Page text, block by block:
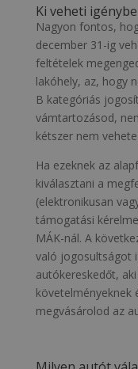
Ki veheti
Nagyon fontos,
december 31-ig
feltételek
lakóhely, az, hogy
B kategóriás
vámtartozásod,
kétszer nem
Ha ezeknek az
kiválasztani a
(elektronikusan
támogatási
MÁK-nál. A
való jogosultságot
autókereskedőt,
követelményeknek
megvásárolod az